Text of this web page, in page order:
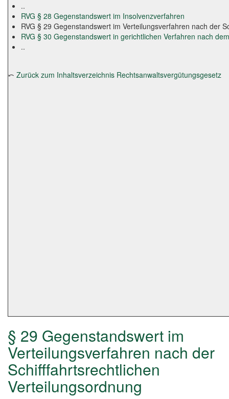
..
RVG § 28 Gegenstandswert im Insolvenzverfahren
RVG § 29 Gegenstandswert im Verteilungsverfahren nach der
RVG § 30 Gegenstandswert in gerichtlichen Verfahren nach
..
⤺ Zurück zum Inhaltsverzeichnis Rechtsanwaltsvergütungsgesetz
§ 29 Gegenstandswert im
Verteilungsverfahren nach der
Schifffahrtsrechtlichen
Verteilungsordnung